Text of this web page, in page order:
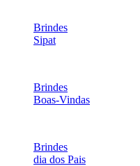
Brindes
Sipat
Brindes
Boas-Vindas
Brindes
dia dos Pais